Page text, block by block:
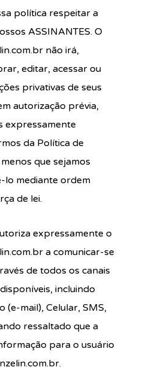
política respeitar a
ASSINANTES. O
não irá,
editar, acessar ou
privativas de seus
autorização prévia,
expressamente
da Política de
que sejamos
lo mediante ordem
de lei.
expressamente o
a comunicar-se
de todos os canais
incluindo
(e-mail), Celular, SMS,
ressaltado que a
para o usuário